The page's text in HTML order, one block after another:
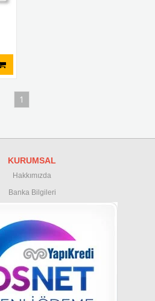
1
KURUMSAL
Hakkımızda
Banka Bilgileri